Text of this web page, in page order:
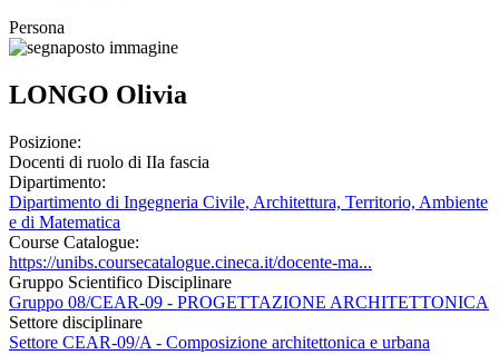
Persona
LONGO Olivia
Posizione:
Docenti di ruolo di IIa fascia
Dipartimento:
Dipartimento di Ingegneria Civile, Architettura, Territorio, Ambiente
e di Matematica
Course Catalogue:
https://unibs.coursecatalogue.cineca.it/docente-ma...
Gruppo Scientifico Disciplinare
Gruppo 08/CEAR-09 - PROGETTAZIONE ARCHITETTONICA
Settore disciplinare
Settore CEAR-09/A - Composizione architettonica e urbana